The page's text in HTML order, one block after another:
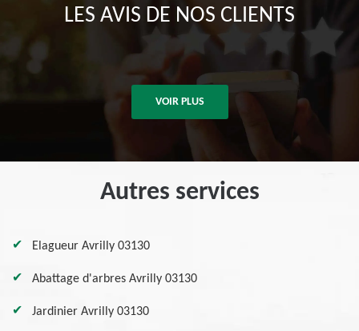
LES AVIS DE NOS CLIENTS
VOIR PLUS
Autres services
Elagueur Avrilly 03130
Abattage d'arbres Avrilly 03130
Jardinier Avrilly 03130